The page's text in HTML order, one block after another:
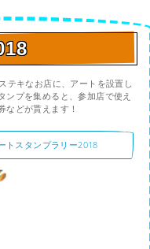
テキなお店に、アートを設置し
ンプを集めると、参加店で使え
などが貰えます！
トスタンプラリー2018